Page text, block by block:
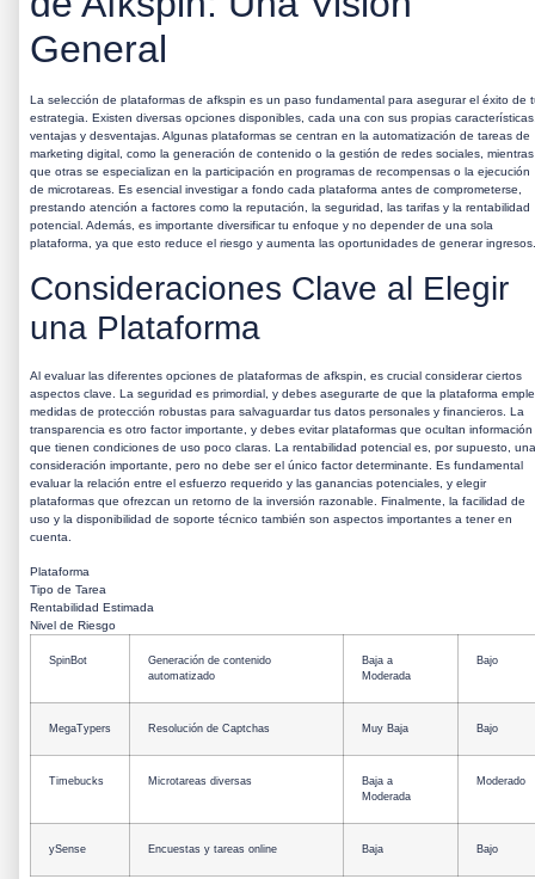
General
La selección de plataformas de afkspin es un paso fundamental para asegurar el éxito de
estrategia. Existen diversas opciones disponibles, cada una con sus propias
ventajas y desventajas. Algunas plataformas se centran en la automatización de tareas de
marketing digital, como la generación de contenido o la gestión de redes sociales, mientras
que otras se especializan en la participación en programas de recompensas o la ejecución
de microtareas. Es esencial investigar a fondo cada plataforma antes de comprometerse,
prestando atención a factores como la reputación, la seguridad, las tarifas y la rentabilidad
potencial. Además, es importante diversificar tu enfoque y no depender de una sola
plataforma, ya que esto reduce el riesgo y aumenta las oportunidades de generar ingresos.
Consideraciones Clave al Elegir
una Plataforma
Al evaluar las diferentes opciones de plataformas de afkspin , es crucial considerar ciertos
aspectos clave. La seguridad es primordial, y debes asegurarte de que la plataforma
medidas de protección robustas para salvaguardar tus datos personales y financieros. La
transparencia es otro factor importante, y debes evitar plataformas que ocultan información
que tienen condiciones de uso poco claras. La rentabilidad potencial es, por supuesto, una
consideración importante, pero no debe ser el único factor determinante. Es fundamental
evaluar la relación entre el esfuerzo requerido y las ganancias potenciales, y elegir
plataformas que ofrezcan un retorno de la inversión razonable. Finalmente, la facilidad de
uso y la disponibilidad de soporte técnico también son aspectos importantes a tener en
cuenta.
Plataforma
Tipo de Tarea
Rentabilidad Estimada
Nivel de Riesgo
SpinBot
Generación de contenido
automatizado
Baja a
Moderada
Bajo
MegaTypers Resolución de Captchas Muy Baja Bajo
Timebucks Microtareas diversas
Baja a
Moderada
Moderado
ySense Encuestas y tareas online Baja Bajo